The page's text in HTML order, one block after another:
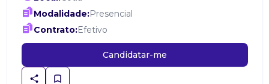
Modalidade:Presencial
Contrato:Efetivo
Candidatar-me